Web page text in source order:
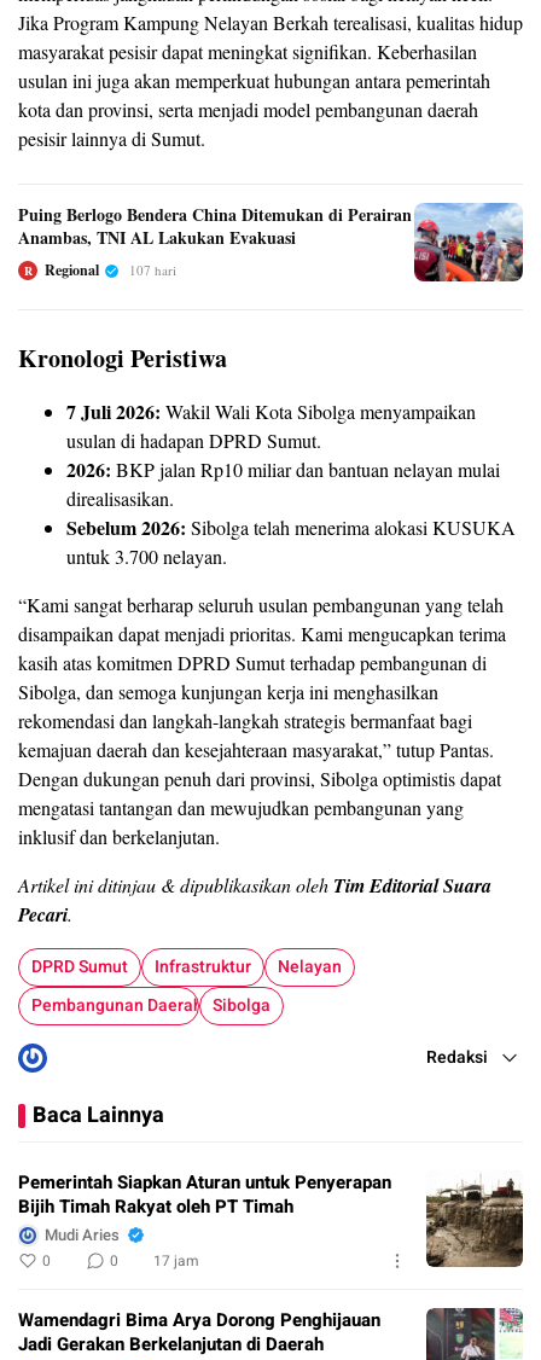
Jika Program Kampung Nelayan Berkah terealisasi, kualitas hidup
masyarakat pesisir dapat meningkat signifikan. Keberhasilan
usulan ini juga akan memperkuat hubungan antara pemerintah
kota dan provinsi, serta menjadi model pembangunan daerah
pesisir lainnya di Sumut.
Puing Berlogo Bendera China Ditemukan di Perairan
Anambas, TNI AL Lakukan Evakuasi
R Regional 107 hari
Kronologi Peristiwa
7 Juli 2026: Wakil Wali Kota Sibolga menyampaikan
usulan di hadapan DPRD Sumut.
2026: BKP jalan Rp10 miliar dan bantuan nelayan mulai
direalisasikan.
Sebelum 2026: Sibolga telah menerima alokasi KUSUKA
untuk 3.700 nelayan.
“Kami sangat berharap seluruh usulan pembangunan yang telah
disampaikan dapat menjadi prioritas. Kami mengucapkan terima
kasih atas komitmen DPRD Sumut terhadap pembangunan di
Sibolga, dan semoga kunjungan kerja ini menghasilkan
rekomendasi dan langkah-langkah strategis bermanfaat bagi
kemajuan daerah dan kesejahteraan masyarakat,” tutup Pantas.
Dengan dukungan penuh dari provinsi, Sibolga optimistis dapat
mengatasi tantangan dan mewujudkan pembangunan yang
inklusif dan berkelanjutan.
Artikel ini ditinjau & dipublikasikan oleh Tim Editorial Suara
Pecari.
DPRD Sumut Infrastruktur
Nelayan
Pembangunan Daerah Sibolga
Redaksi
Baca Lainnya
Pemerintah Siapkan Aturan untuk Penyerapan
Bijih Timah Rakyat oleh PT Timah
Mudi Aries
0 0 17 jam
Wamendagri Bima Arya Dorong Penghijauan
Jadi Gerakan Berkelanjutan di Daerah